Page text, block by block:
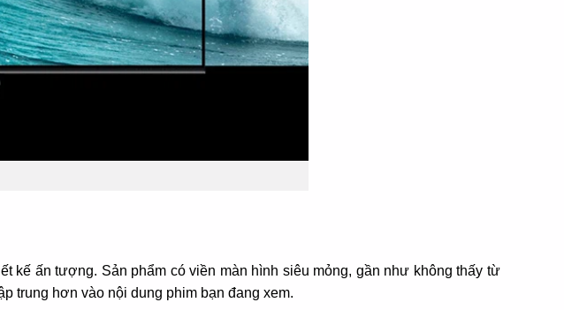
kế ấn tượng. Sản phẩm có viền màn hình siêu mỏng, gần như không thấy từ
trung hơn vào nội dung phim bạn đang xem.